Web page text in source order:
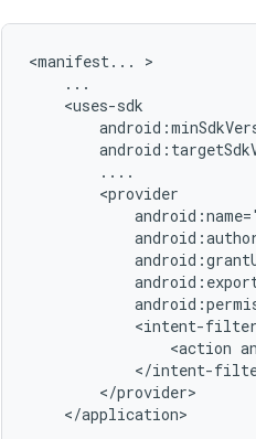
<manifest...
<action
</application>